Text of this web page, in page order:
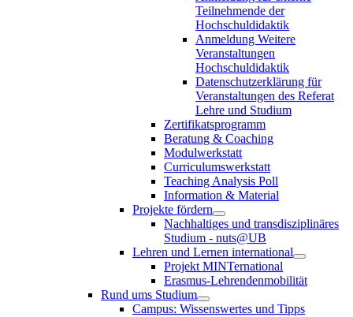
Teilnehmende der
Hochschuldidaktik
Anmeldung Weitere
Veranstaltungen
Hochschuldidaktik
Datenschutzerklärung für
Veranstaltungen des Referat
Lehre und Studium
Zertifikatsprogramm
Beratung & Coaching
Modulwerkstatt
Curriculumswerkstatt
Teaching Analysis Poll
Information & Material
Projekte fördern
Nachhaltiges und transdisziplinäres
Studium - nuts@UB
Lehren und Lernen international
Projekt MINTernational
Erasmus-Lehrendenmobilität
Rund ums Studium
Campus: Wissenswertes und Tipps